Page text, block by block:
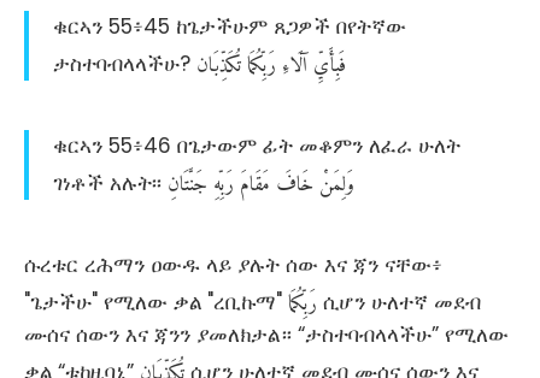
ቁርኣን 55፥45 ከጌታችሁም ጸጋዎች በየትኛው
ታስተባብላላችሁ?
فَبِأَيِّآلَاءِرَبِّكُمَاتُكَذِّبَان
ቁርኣን 55፥46 በጌታውም ፊት መቆምን ለፈራ ሁለት
ገነቶች አሉት፡፡
وَلِمَنْخَافَمَقَامَرَبِّهِجَنَّتَانِ
ሱረቱር ረሕማን ዐውዱ ላይ ያሉት ሰው እና ጃን ናቸው፥
"ጌታችሁ" የሚለው ቃል "ረቢኩማ" رَبِّكُمَا ሲሆን ሁለተኛ መደብ
ሙሰና ሰውን እና ጃንን ያመለክታል። “ታስተባብላላችሁ” የሚለው
ቃል “ቱከዚባኒ” تُكَذِّبَانِ ሲሆን ሁለተኛ መደብ ሙሰና ሰውን እና